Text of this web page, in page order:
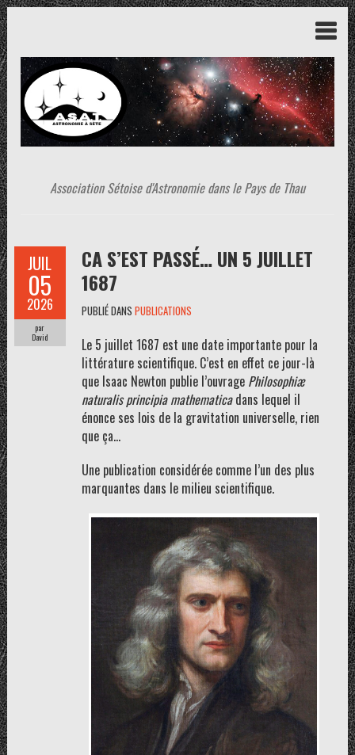
Association Sétoise d'Astronomie dans le Pays de Thau
JUIL
05
2026
par
David
CA S’EST PASSÉ… UN 5 JUILLET
1687
PUBLIÉ DANS PUBLICATIONS
Le 5 juillet 1687 est une date importante pour la
littérature scientifique. C’est en effet ce jour-là
que Isaac Newton publie l’ouvrage Philosophiæ
naturalis principia mathematicadans lequel il
énonce ses lois de la gravitation universelle, rien
que ça…
Une publication considérée comme l’un des plus
marquantes dans le milieu scientifique.